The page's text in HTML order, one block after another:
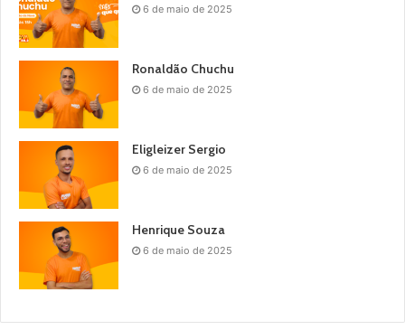
6 de maio de 2025
Ronaldão Chuchu
6 de maio de 2025
Eligleizer Sergio
6 de maio de 2025
Henrique Souza
6 de maio de 2025